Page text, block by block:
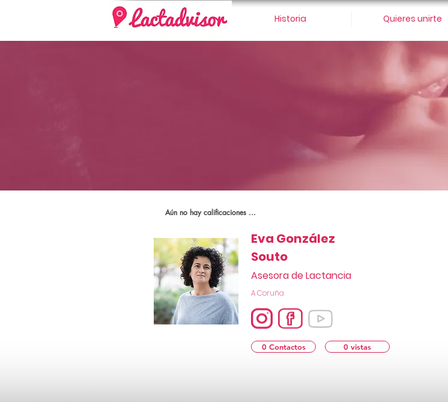
Historia Quieres unirte
Aún no hay calificaciones ...
Eva González
Souto
Asesora de Lactancia
A Coruña
0 Contactos 0 vistas